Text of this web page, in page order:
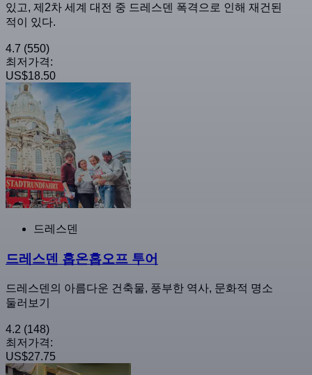
있고, 제2차 세계 대전 중 드레스덴 폭격으로 인해 재건된
적이 있다.
4.7 (550)
최저가격:
US$18.50
드레스덴
드레스덴 홉온홉오프 투어
드레스덴의 아름다운 건축물, 풍부한 역사, 문화적 명소
둘러보기
4.2 (148)
최저가격:
US$27.75